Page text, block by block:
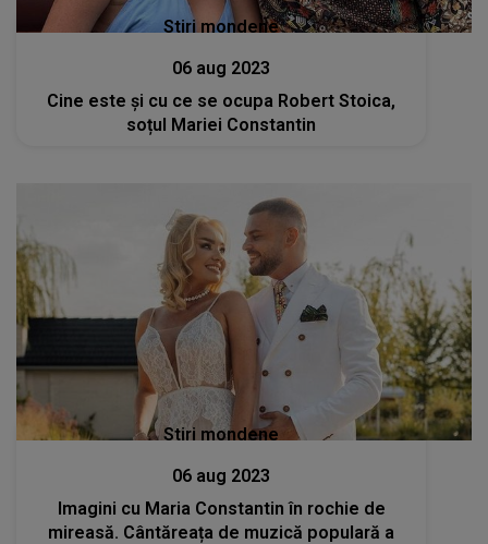
Stiri mondene
06 aug 2023
Cine este și cu ce se ocupa Robert Stoica,
soțul Mariei Constantin
Stiri mondene
06 aug 2023
Imagini cu Maria Constantin în rochie de
mireasă. Cântăreața de muzică populară a